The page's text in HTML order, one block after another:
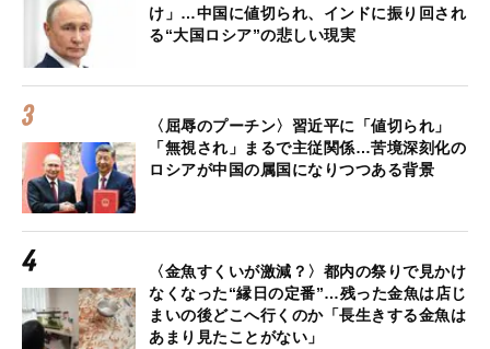
け」…中国に値切られ、インドに振り回され
る“大国ロシア”の悲しい現実
〈屈辱のプーチン〉習近平に「値切られ」
「無視され」まるで主従関係…苦境深刻化の
ロシアが中国の属国になりつつある背景
〈金魚すくいが激減？〉都内の祭りで見かけ
なくなった“縁日の定番”…残った金魚は店じ
まいの後どこへ行くのか「長生きする金魚は
あまり見たことがない」